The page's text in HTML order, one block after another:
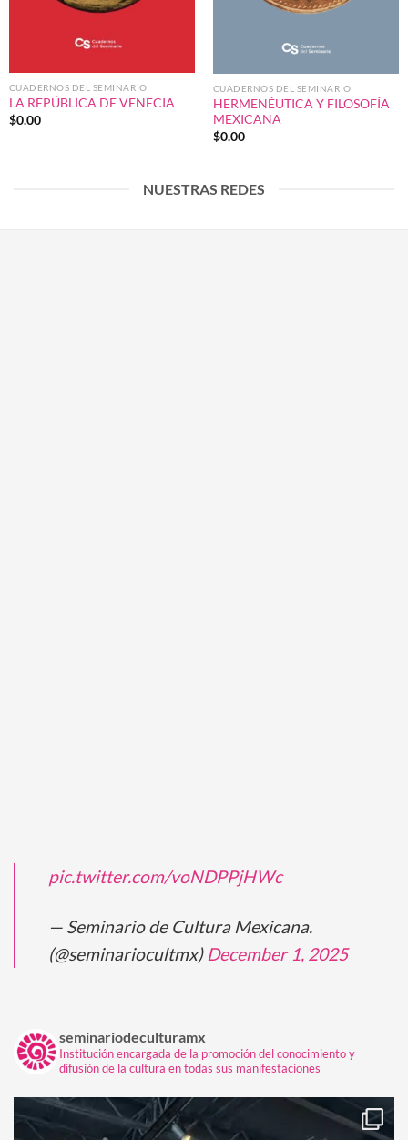
CUADERNOS DEL SEMINARIO
LA REPÚBLICA DE VENECIA
$0.00
CUADERNOS DEL SEMINARIO
HERMENÉUTICA Y FILOSOFÍA
MEXICANA
$0.00
NUESTRAS REDES
pic.twitter.com/voNDPPjHWc
— Seminario de Cultura Mexicana.
(@seminariocultmx) December 1, 2025
seminariodeculturamx
Institución encargada de la promoción del conocimiento y
difusión de la cultura en todas sus manifestaciones